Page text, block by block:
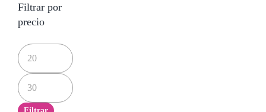
Filtrar por
precio
Precio
mínimo
Precio
máximo